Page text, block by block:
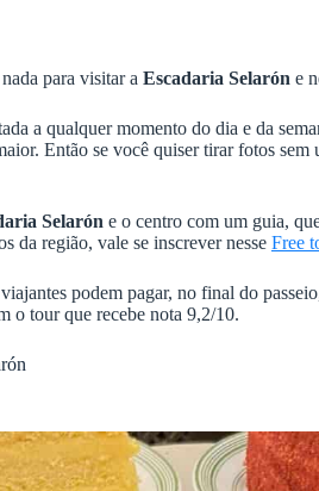
para visitar a Escadaria Selarón e
a qualquer momento do dia e da
Então se você quiser tirar fotos
Selarón e o centro com um guia,
da região, vale se inscrever nesse Free
podem pagar, no final do
o tour que recebe nota 9,2/10.